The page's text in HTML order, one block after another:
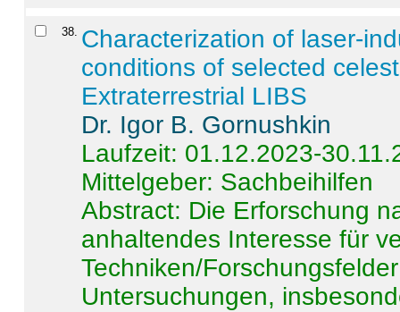
38. Characterization of laser-
conditions of selected
Extraterrestrial LIBS
Dr. Igor B. Gornushkin
Laufzeit: 01.12.2023-
Mittelgeber: Sachbeihilfen
Abstract: Die Erforschung
anhaltendes Interesse für
Techniken/
Untersuchungen,